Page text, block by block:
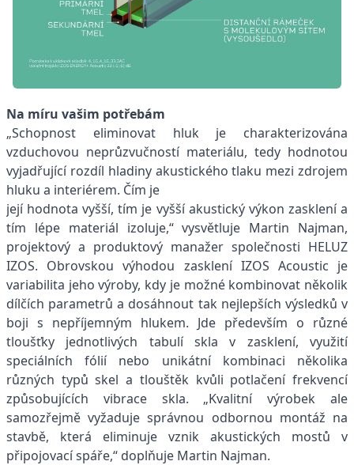
Na míru vašim potřebám
„Schopnost eliminovat hluk je charakterizována
vzduchovou neprůzvučností materiálu, tedy hodnotou
vyjadřující rozdíl hladiny akustického tlaku mezi zdrojem
hluku a interiérem. Čím je
její hodnota vyšší, tím je vyšší akustický výkon zasklení a
tím lépe materiál izoluje,“ vysvětluje Martin Najman,
projektový a produktový manažer společnosti HELUZ
IZOS. Obrovskou výhodou zasklení IZOS Acoustic je
variabilita jeho výroby, kdy je možné kombinovat několik
dílčích parametrů a dosáhnout tak nejlepších výsledků v
boji s nepříjemným hlukem. Jde především o různé
tloušťky jednotlivých tabulí skla v zasklení, využití
speciálních fólií nebo unikátní kombinaci několika
různých typů skel a tlouštěk kvůli potlačení frekvencí
způsobujících vibrace skla. „Kvalitní výrobek ale
samozřejmě vyžaduje správnou odbornou montáž na
stavbě, která eliminuje vznik akustických mostů v
připojovací spáře,“ doplňuje Martin Najman.